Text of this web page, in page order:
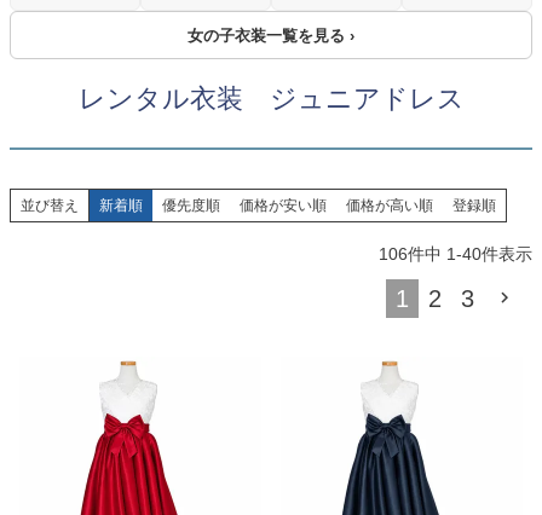
音楽雑貨
品質・返品・お手入れ
08 送料・お支払い
電話・メール・LINE
Angel's Photo Studio
七五三・発表会・記念撮影
Web または お電話
ヘアメイク・着付け
女の子衣装一覧を見る ›
レンタル衣装 ジュニアドレス
並び替え 新着順 優先度順 価格が安い順 価格が高い順 登録順
106件中 1-40件表示
1 2 3